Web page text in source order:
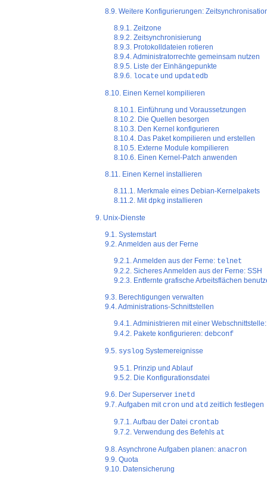
8.9. Weitere Konfigurierungen:
8.9.1. Zeitzone
8.9.2. Zeitsynchronisierung
8.9.3. Protokolldateien rotieren
8.9.4. Administratorrechte gemeinsam nutzen
8.9.5. Liste der Einhängepunkte
8.9.6. locate und updatedb
8.10. Einen Kernel kompilieren
8.10.1. Einführung und Voraussetzungen
8.10.2. Die Quellen besorgen
8.10.3. Den Kernel konfigurieren
8.10.4. Das Paket kompilieren und erstellen
8.10.5. Externe Module kompilieren
8.10.6. Einen Kernel-Patch anwenden
8.11. Einen Kernel installieren
8.11.1. Merkmale eines Debian-Kernelpakets
8.11.2. Mitdpkg installieren
9. Unix-Dienste
9.1. Systemstart
9.2. Anmelden aus der Ferne
9.2.1. Anmelden aus der Ferne: telnet
9.2.2. Sicheres Anmelden aus der Ferne: SSH
9.2.3. Entfernte grafische Arbeitsflächen
9.3. Berechtigungen verwalten
9.4. Administrations-Schnittstellen
9.4.1. Administrieren mit einer
9.4.2. Pakete konfigurieren:debconf
9.5. syslogSystemereignisse
9.5.1. Prinzip und Ablauf
9.5.2. Die Konfigurationsdatei
9.6. Der Superserver inetd
9.7. Aufgaben mitcronund atd zeitlich festlegen
9.7.1. Aufbau der Dateicrontab
9.7.2. Verwendung des Befehlsat
9.8. Asynchrone Aufgaben planen: anacron
9.9. Quota
9.10. Datensicherung